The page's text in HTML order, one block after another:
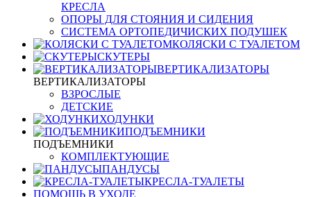
КРЕСЛА
ОПОРЫ ДЛЯ СТОЯНИЯ И СИДЕНИЯ
СИСТЕМА ОРТОПЕДИЧИСКИХ ПОДУШЕК
КОЛЯСКИ С ТУАЛЕТОМ
СКУТЕРЫ
ВЕРТИКАЛИЗАТОРЫ
ВЕРТИКАЛИЗАТОРЫ
ВЗРОСЛЫЕ
ДЕТСКИЕ
ХОДУНКИ
ПОДЪЕМНИКИ
ПОДЪЕМНИКИ
КОМПЛЕКТУЮЩИЕ
ПАНДУСЫ
КРЕСЛА-ТУАЛЕТЫ
ПОМОЩЬ В УХОДЕ